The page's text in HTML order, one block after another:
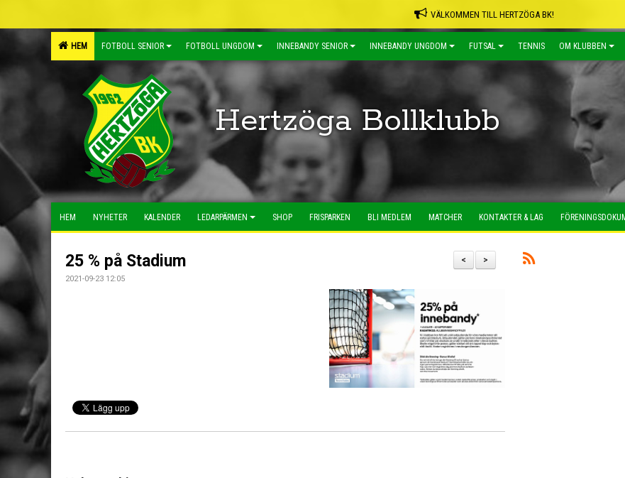
VÄLKOMMEN TILL HERTZÖGA BK!
HEM FOTBOLL SENIOR FOTBOLL UNGDOM INNEBANDY SENIOR INNEBANDY UNGDOM FUTSAL TENNIS OM KLUBBEN
Hertzöga Bollklubb
HEM NYHETER KALENDER LEDARPÄRMEN SHOP FRISPARKEN BLI MEDLEM MATCHER KONTAKTER & LAG
>
<
25 % på Stadium
2021-09-23 12:05